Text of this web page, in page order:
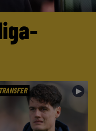
TRANSFER ►